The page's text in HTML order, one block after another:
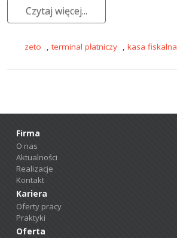
Czytaj więcej...
zeto , terminal płatniczy , kasa fiskalna
Firma
O nas
Aktualności
Realizacje
Kontakt
Kariera
Oferty pracy
Praktyki
Oferta